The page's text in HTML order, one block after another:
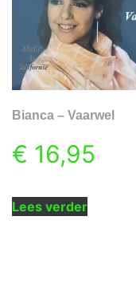
Bianca – Vaarwel
€ 16,95
Lees verder